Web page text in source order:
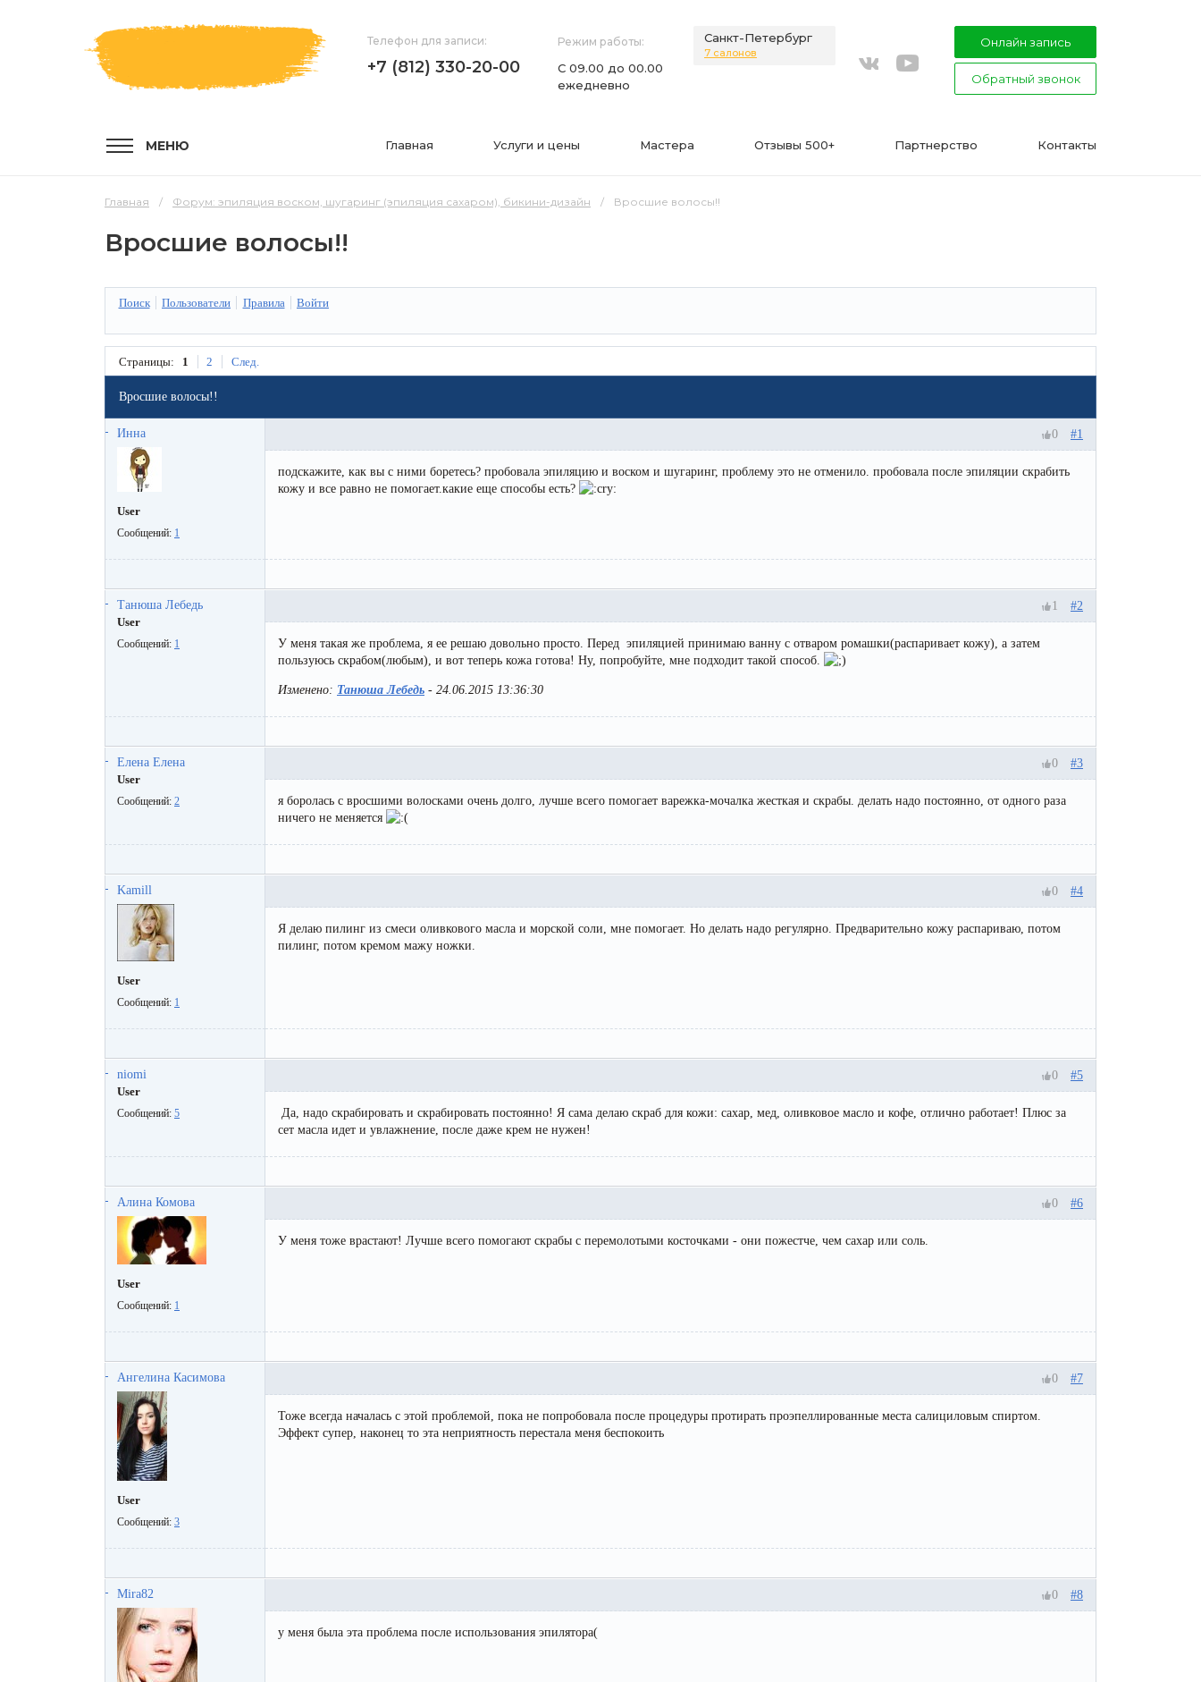
Телефон для записи:
+7 (812) 330-20-00
Режим работы:
С 09.00 до 00.00
ежедневно
Санкт-Петербург
7 салонов
youtube
Онлайн запись
Обратный звонок
Главная Услуги и цены Мастера Отзывы 500+ Партнерство Контакты
МЕНЮ
Эпиляция воском
Шугаринг
Мастера
Отзывы
Партнерство
Видео
Вопросы-ответы
Форум
воском или сахаром
событием
Противопоказания к эпиляции
депиляции воском или сахаром
Виды воска для депиляции
Эпиляция или депиляция?
Главная Форум: эпиляция воском, шугаринг (эпиляция сахаром), бикини-дизайн Вросшие волосы!!
Вросшие волосы!!
Поиск Пользователи Правила Войти
Страницы: 1 2 След.
Вросшие волосы!!
Инна
User
Сообщений: 1
#1
0
подскажите, как вы с ними боретесь? пробовала эпиляцию и воском и шугаринг, проблему это не отменило. пробовала после эпиляции скрабить
кожу и все равно не помогает.какие еще способы есть?
Танюша Лебедь
User
Сообщений: 1
#2
1
У меня такая же проблема, я ее решаю довольно просто. Перед эпиляцией принимаю ванну с отваром ромашки(распаривает кожу), а затем
пользуюсь скрабом(любым), и вот теперь кожа готова! Ну, попробуйте, мне подходит такой способ.
Изменено: Танюша Лебедь - 24.06.2015 13:36:30
Елена Елена
User
Сообщений: 2
#3
0
я боролась с вросшими волосками очень долго, лучше всего помогает варежка-мочалка жесткая и скрабы. делать надо постоянно, от одного раза
ничего не меняется
Kamill
User
Сообщений: 1
#4
0
Я делаю пилинг из смеси оливкового масла и морской соли, мне помогает. Но делать надо регулярно. Предварительно кожу распариваю, потом
пилинг, потом кремом мажу ножки.
niomi
User
Сообщений: 5
#5
0
Да, надо скрабировать и скрабировать постоянно! Я сама делаю скраб для кожи: сахар, мед, оливковое масло и кофе, отлично работает! Плюс за
сет масла идет и увлажнение, после даже крем не нужен!
Алина Комова
User
Сообщений: 1
#6
0
У меня тоже врастают! Лучше всего помогают скрабы с перемолотыми косточками - они пожестче, чем сахар или соль.
Ангелина Касимова
User
Сообщений: 3
#7
0
Тоже всегда началась с этой проблемой, пока не попробовала после процедуры протирать проэпеллированные места салициловым спиртом.
Эффект супер, наконец то эта неприятность перестала меня беспокоить
Mira82 #8
0
у меня была эта проблема после использования эпилятора(